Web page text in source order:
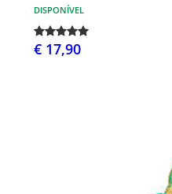
DISPONÍVEL
€ 17,90